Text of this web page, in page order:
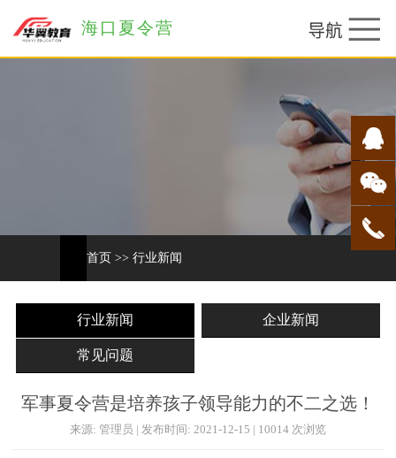
海口夏令营
首页 >> 行业新闻
行业新闻 企业新闻
常见问题
军事夏令营是培养孩子领导能力的不二之选！
来源: 管理员 | 发布时间: 2021-12-15 | 10014 次浏览